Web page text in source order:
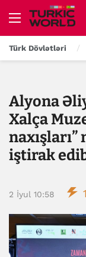
Türk Dövlətləri
Alyona
Xalça
iştirak
2 İyul 10:58